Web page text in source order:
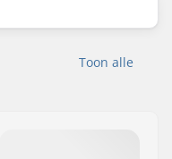
Toon alle